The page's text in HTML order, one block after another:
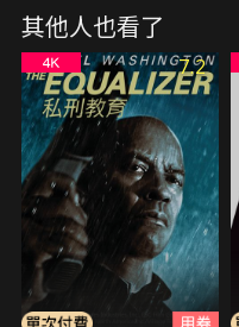
稱「白魔鬼」——一場橫
點的暴力高風險博弈就此
的掙扎中，傑克必須在危
的敵人和自己的過去。
其他人也看了
7.2